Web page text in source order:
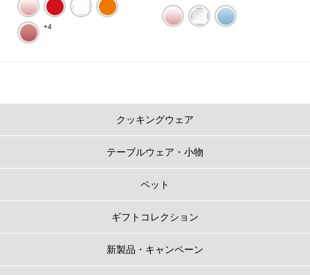
+4
クッキングウェア
テーブルウェア・小物
ペット
ギフトコレクション
新製品・キャンペーン